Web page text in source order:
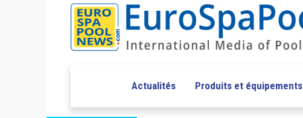
Actualités Produits et équipements